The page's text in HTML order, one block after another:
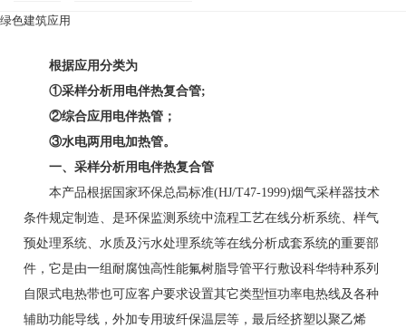
绿色建筑应用
移动式多功能自变功率电热席 四季用自变功率电热床席
无机相变蓄能材料及构件 建筑与生活设施用自限温电加热带
自变功率电热片的应用例 太阳光能（光伏）热水器
多路伴/加热远程监控系统
根据应用分类为
①采样分析用电伴热复合管;
②综合应用电伴热管；
③水电两用电加热管。
一、采样分析用电伴热复合管
本产品根据国家环保总晑标准(HJ/T47-1999)烟气采样器技术
条件规定制造、是环保监测系统中流程工艺在线分析系统、样气
预处理系统、水质及污水处理系统等在线分析成套系统的重要部
件，它是由一组耐腐蚀高性能氟树脂导管平行敷设科华特种系列
自限式电热带也可应客户要求设置其它类型恒功率电热线及各种
辅助功能导线，外加专用玻纤保温层等，最后经挤塑以聚乙烯